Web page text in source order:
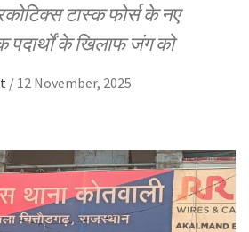
टास्क फोर्स के नए
पदार्थों के खिलाफ जंग को
/ 12 November, 2025